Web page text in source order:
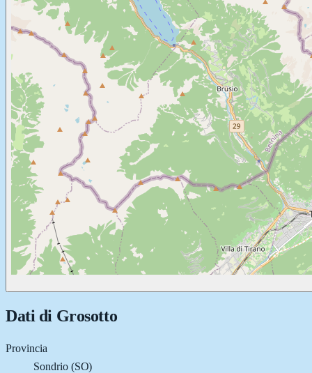
Dati di Grosotto
Provincia
Sondrio (SO)